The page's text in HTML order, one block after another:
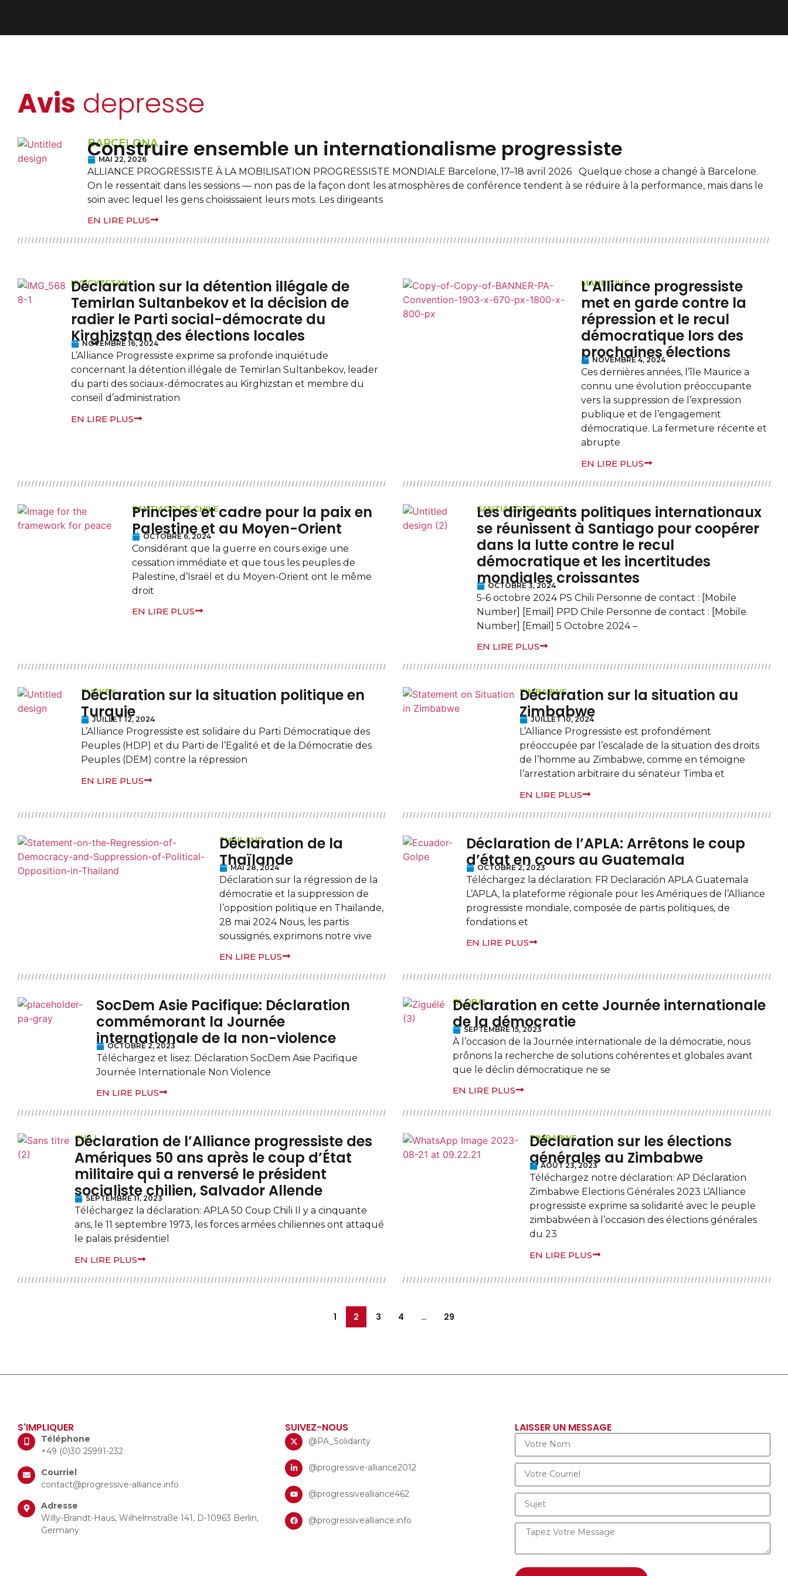
Avis depresse
BARCELONA
Construire ensemble un internationalisme progressiste
MAI 22, 2026
ALLIANCE PROGRESSISTE À LA MOBILISATION PROGRESSISTE MONDIALE Barcelone, 17–18 avril 2026 Quelque chose a changé à Barcelone.
On le ressentait dans les sessions — non pas de la façon dont les atmosphères de conférence tendent à se réduire à la performance, mais dans le
soin avec lequel les gens choisissaient leurs mots. Les dirigeants
EN LIRE PLUS
KYRGYZSTAN
Déclaration sur la détention illégale de
Temirlan Sultanbekov et la décision de
radier le Parti social-démocrate du
Kirghizstan des élections locales
NOVEMBRE 16, 2024
L’Alliance Progressiste exprime sa profonde inquiétude
concernant la détention illégale de Temirlan Sultanbekov, leader
du parti des sociaux-démocrates au Kirghizstan et membre du
conseil d’administration
EN LIRE PLUS
MAURITIUS
L’Alliance progressiste
met en garde contre la
répression et le recul
démocratique lors des
prochaines élections
NOVEMBRE 4, 2024
Ces dernières années, l’île Maurice a
connu une évolution préoccupante
vers la suppression de l’expression
publique et de l’engagement
démocratique. La fermeture récente et
abrupte
EN LIRE PLUS
SANTIAGO DE CHILE
Principes et cadre pour la paix en
Palestine et au Moyen-Orient
OCTOBRE 6, 2024
Considérant que la guerre en cours exige une
cessation immédiate et que tous les peuples de
Palestine, d’Israël et du Moyen-Orient ont le même
droit
EN LIRE PLUS
SANTIAGO DE CHILE
Les dirigeants politiques internationaux
se réunissent à Santiago pour coopérer
dans la lutte contre le recul
démocratique et les incertitudes
mondiales croissantes
OCTOBRE 3, 2024
5-6 octobre 2024 PS Chili Personne de contact : [Mobile
Number] [Email] PPD Chile Personne de contact : [Mobile
Number] [Email] 5 Octobre 2024 –
EN LIRE PLUS
TURKEY
Déclaration sur la situation politique en
Turquie
JUILLET 12, 2024
L’Alliance Progressiste est solidaire du Parti Démocratique des
Peuples (HDP) et du Parti de l’Egalité et de la Démocratie des
Peuples (DEM) contre la répression
EN LIRE PLUS
ZIMBABWE
Déclaration sur la situation au
Zimbabwe
JUILLET 10, 2024
L’Alliance Progressiste est profondément
préoccupée par l’escalade de la situation des droits
de l’homme au Zimbabwe, comme en témoigne
l’arrestation arbitraire du sénateur Timba et
EN LIRE PLUS
THAILAND
Déclaration de la
Thaïlande
MAI 28, 2024
Déclaration sur la régression de la
démocratie et la suppression de
l’opposition politique en Thaïlande,
28 mai 2024 Nous, les partis
soussignés, exprimons notre vive
EN LIRE PLUS
Déclaration de l’APLA: Arrêtons le coup
d’état en cours au Guatemala
OCTOBRE 2, 2023
Téléchargez la déclaration: FR Declaración APLA Guatemala
L’APLA, la plateforme régionale pour les Amériques de l’Alliance
progressiste mondiale, composée de partis politiques, de
fondations et
EN LIRE PLUS
SocDem Asie Pacifique: Déclaration
commémorant la Journée
internationale de la non-violence
OCTOBRE 2, 2023
Téléchargez et lisez: Déclaration SocDem Asie Pacifique
Journée Internationale Non Violence
EN LIRE PLUS
GLOBAL
Déclaration en cette Journée internationale
de la démocratie
SEPTEMBRE 15, 2023
À l’occasion de la Journée internationale de la démocratie, nous
prônons la recherche de solutions cohérentes et globales avant
que le déclin démocratique ne se
EN LIRE PLUS
CHILI
Déclaration de l’Alliance progressiste des
Amériques 50 ans après le coup d’État
militaire qui a renversé le président
socialiste chilien, Salvador Allende
SEPTEMBRE 11, 2023
Téléchargez la déclaration: APLA 50 Coup Chili Il y a cinquante
ans, le 11 septembre 1973, les forces armées chiliennes ont attaqué
le palais présidentiel
EN LIRE PLUS
ZIMBABWE
Déclaration sur les élections
générales au Zimbabwe
AOÛT 23, 2023
Téléchargez notre déclaration: AP Déclaration
Zimbabwe Elections Générales 2023 L’Alliance
progressiste exprime sa solidarité avec le peuple
zimbabwéen à l’occasion des élections générales
du 23
EN LIRE PLUS
1 2 3 4 … 29
S'IMPLIQUER
Téléphone
+49 (0)30 25991-232
Courriel
contact@progressive-alliance.info
Adresse
Willy-Brandt-Haus, Wilhelmstraße 141, D-10963 Berlin,
Germany
SUIVEZ-NOUS
@PA_Solidarity
@progressive-alliance2012
@progressivealliance462
@progressivealliance.info
LAISSER UN MESSAGE